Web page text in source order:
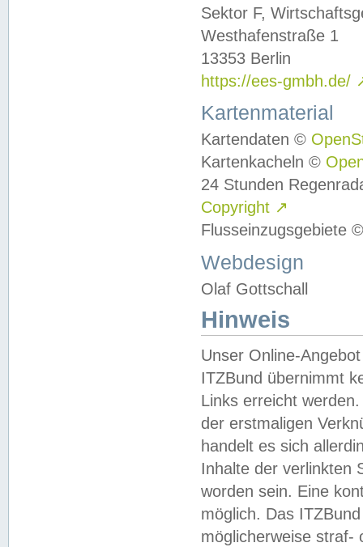
Sektor F,
Westhafenstraße 1
13353 Berlin
https://ees-gmbh.de/
Kartenmaterial
Kartendaten ©
Kartenkacheln ©
24 Stunden
Copyright ↗
Flusseinzugsgebiete
Webdesign
Olaf Gottschall
Hinweis
Unser Online-
ITZBund übernimmt
Links erreicht
der erstmaligen
handelt es sich
Inhalte der verlinkten
worden sein. Eine
möglich. Das
möglicherweise straf-